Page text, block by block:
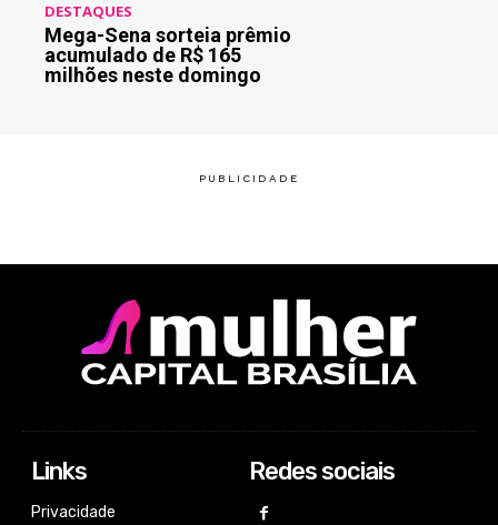
DESTAQUES
Mega-Sena sorteia prêmio
acumulado de R$ 165
milhões neste domingo
Links
Privacidade
Redes sociais